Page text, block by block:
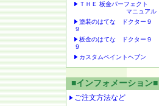
ＴＨＥ 板金パーフェクト
マニュアル
塗装のはてな ドクター９
９
板金のはてな ドクター９
９
カスタムペイントヘブン
■インフォメーション■
ご注文方法など